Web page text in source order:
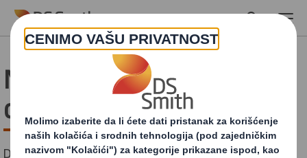
Skip to main content
Nula neto emisija gasova
do 2050. godine
Danas najavljujemo niz ambicioznih klimatskih ciljeva.